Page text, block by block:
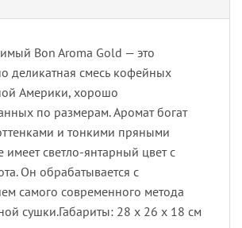
Bon Aroma Gold — это
деликатная смесь кофейных
Америки, хорошо
по размерам. Аромат богат
и тонкими пряными
имеет светло-янтарный цвет с
Он обрабатывается с
самого современного метода
сушки.Габариты: 28 х 26 х 18 см